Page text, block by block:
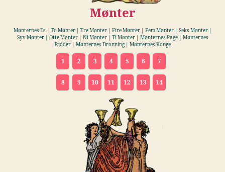
Mønter
Mønternes Es | To Mønter | Tre Mønter | Fire Mønter | Fem Mønter | Seks Mønter |
Syv Mønter | Otte Mønter | Ni Mønter | Ti Mønter | Mønternes Page | Mønternes
Ridder | Mønternes Dronning | Mønternes Konge
1 2 3 4 5 6 7
8 9 10 11 12 13 14